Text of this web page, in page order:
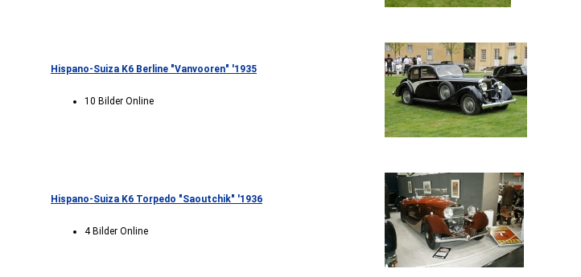
Hispano-Suiza K6 Berline "Vanvooren" '1935
10 Bilder Online
Hispano-Suiza K6 Torpedo "Saoutchik" '1936
4 Bilder Online